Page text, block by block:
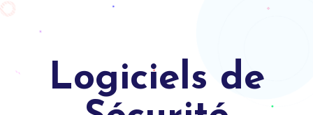
Logiciels de